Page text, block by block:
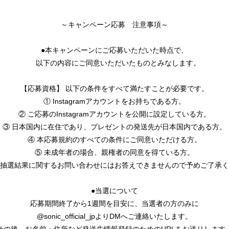
～キャンペーン応募 注意事項～
●本キャンペーンにご応募いただいた時点で、
以下の内容にご同意いただいたものとみなします。
【応募資格】 以下の条件をすべて満たすことが必要です。
① Instagramアカウントをお持ちである方。
② ご応募のInstagramアカウントを公開に設定している方。
③ 日本国内に在住であり、プレゼントの発送先が日本国内である方。
④ 本応募規約のすべての条件にご同意いただける方。
⑤ 未成年者の場合、親権者の同意を得ている方。
選結果に関するお問い合わせにはお答えできませんので予めご了承
●当選について
応募期間終了から1週間を目安に、当選者の方のみに
@sonic_official_jpよりDMへご連絡いたします。